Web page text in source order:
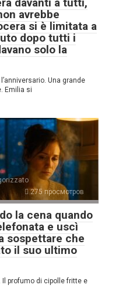
avrebbe
si è limitata a
dopo tutti i
solo la
Una grande
Emilia si
275 просмотров
la cena quando
e uscì
sospettare che
il suo ultimo
Il profumo di cipolle fritte e